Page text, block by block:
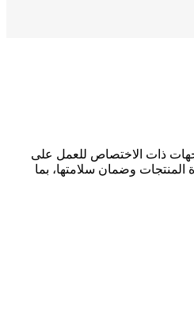
ذات الاختصاص للعمل على
وضمان سلامتها، بما